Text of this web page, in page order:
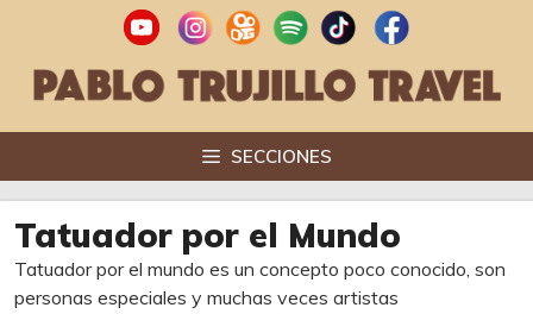
contenido
SECCIONES
Tatuador por el Mundo
Tatuador por el mundo es un concepto poco conocido, son
personas especiales y muchas veces artistas